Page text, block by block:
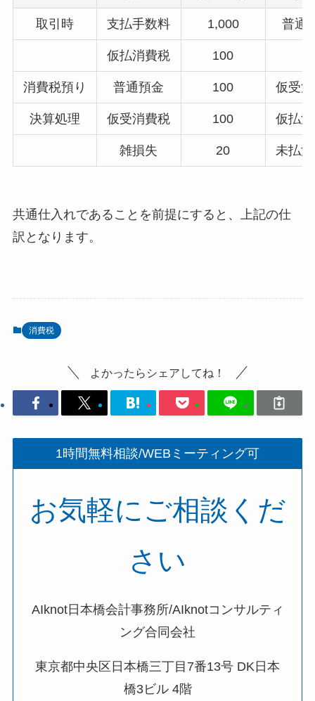
取引時 支払手数料 1,000 普通
仮払消費税 100
消費税預り 普通預金 100 仮受
決算処理 仮受消費税 100 仮払
雑損失 20 未払
共通仕入れであることを前提にすると、上記の仕
訳となります。
消費税
よかったらシェアしてね！
1時間無料相談/WEBミーティング可
お気軽にご相談くだ
さい
AIknot日本橋会計事務所/AIknotコンサルティ
ング合同会社
東京都中央区日本橋三丁目7番13号 DK日本
橋3ビル 4階